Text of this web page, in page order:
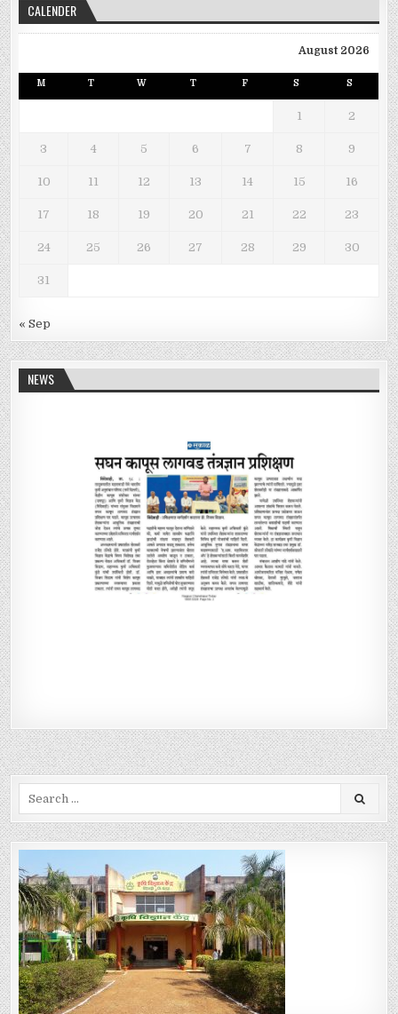
CALENDER
August 2026
M T W T F S S
1 2
3 4 5 6 7 8 9
10 11 12 13 14 15 16
17 18 19 20 21 22 23
24 25 26 27 28 29 30
31
« Sep
NEWS